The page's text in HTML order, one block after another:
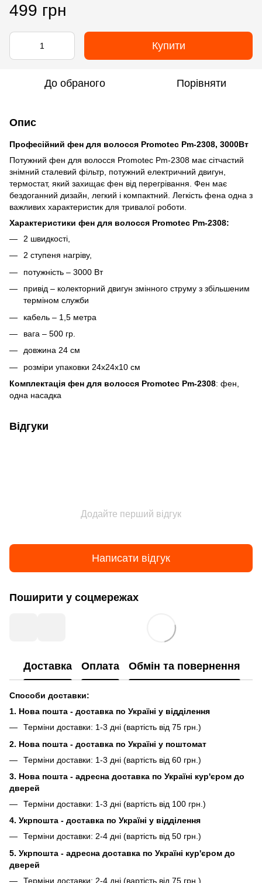
499 грн
Купити
До обраного Порівняти
Опис
Професійний фен для волосся Promotec Pm-2308, 3000Вт
Потужний фен для волосся Promotec Pm-2308 має сітчастий
знімний сталевий фільтр, потужний електричний двигун,
термостат, який захищає фен від перегрівання. Фен має
бездоганний дизайн, легкий і компактний. Легкість фена одна з
важливих характеристик для тривалої роботи.
Характеристики фен для волосся Promotec Pm-2308:
2 швидкості,
2 ступеня нагріву,
потужність – 3000 Вт
привід – колекторний двигун змінного струму з збільшеним
терміном служби
кабель – 1,5 метра
вага – 500 гр.
довжина 24 см
розміри упаковки 24х24х10 см
Комплектація фен для волосся Promotec Pm-2308: фен,
одна насадка
Відгуки
Додайте перший відгук
Написати відгук
Поширити у соцмережах
Доставка Оплата Обмін та повернення
Способи доставки:
1. Нова пошта - доставка по Україні у відділення
Терміни доставки: 1-3 дні (вартість від 75 грн.)
2. Нова пошта - доставка по Україні у поштомат
Терміни доставки: 1-3 дні (вартість від 60 грн.)
3. Нова пошта - адресна доставка по Україні кур'єром до
дверей
Терміни доставки: 1-3 дні (вартість від 100 грн.)
4. Укрпошта - доставка по Україні у відділення
Терміни доставки: 2-4 дні (вартість від 50 грн.)
5. Укрпошта - адресна доставка по Україні кур'єром до
дверей
Терміни доставки: 2-4 дні (вартість від 75 грн.)